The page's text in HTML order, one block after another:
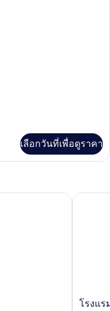
เลือกวันที่เพื่อดูราคา
โรงแรม
โรงแร
โรงแรม